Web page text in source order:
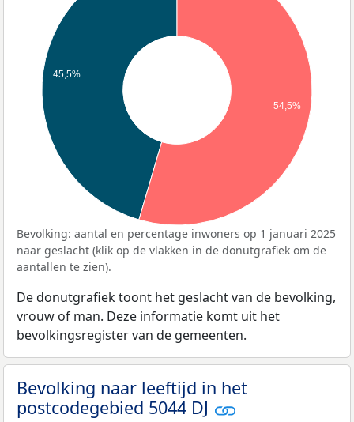
45,5%
54,5%
Bevolking: aantal en percentage inwoners op 1 januari 2025
naar geslacht (klik op de vlakken in de donutgrafiek om de
aantallen te zien).
De donutgrafiek toont het geslacht van de bevolking,
vrouw of man. Deze informatie komt uit het
bevolkingsregister van de gemeenten.
Bevolking naar leeftijd in het
postcodegebied 5044 DJ